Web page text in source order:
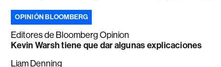
OPINIÓN BLOOMBERG
Editores de Bloomberg Opinion
Kevin Warsh tiene que dar algunas explicaciones
Liam Denning